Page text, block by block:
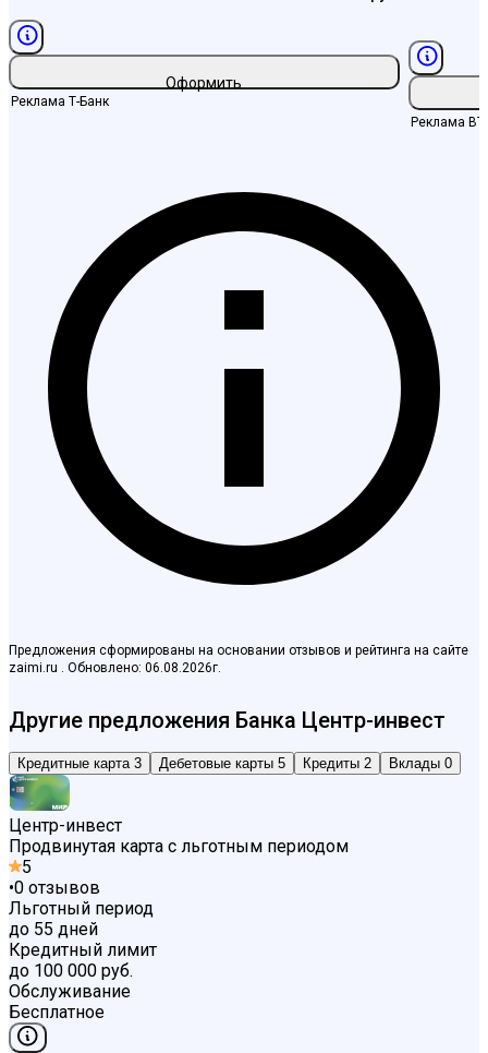
Оформить
Реклама Т-Банк
Реклама
Предложения сформированы на основании отзывов и рейтинга на сайте
zaimi.ru . Обновлено: 06.08.2026г.
Другие предложения Банка Центр-инвест
Кредитные карта 3 Дебетовые карты 5 Кредиты 2 Вклады 0
Центр-инвест
Продвинутая карта с льготным периодом
5
•0 отзывов
Льготный период
до 55 дней
Кредитный лимит
до 100 000 руб.
Обслуживание
Бесплатное